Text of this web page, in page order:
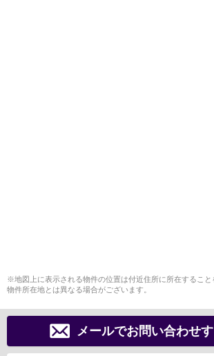
※地図上に表示される物件の位置は付近住所に所在するこ
物件所在地とは異なる場合がございます。
メールでお問い合わせ